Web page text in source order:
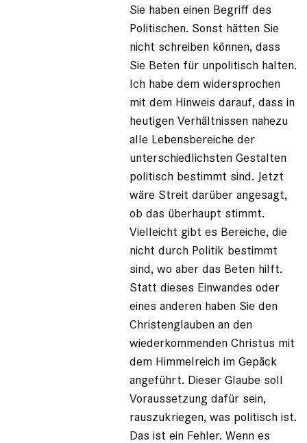
Sie haben einen Begriff des
Politischen. Sonst hätten Sie
nicht schreiben können, dass
Sie Beten für unpolitisch halten.
Ich habe dem widersprochen
mit dem Hinweis darauf, dass in
heutigen Verhältnissen nahezu
alle Lebensbereiche der
unterschiedlichsten Gestalten
politisch bestimmt sind. Jetzt
wäre Streit darüber angesagt,
ob das überhaupt stimmt.
Vielleicht gibt es Bereiche, die
nicht durch Politik bestimmt
sind, wo aber das Beten hilft.
Statt dieses Einwandes oder
eines anderen haben Sie den
Christenglauben an den
wiederkommenden Christus mit
dem Himmelreich im Gepäck
angeführt. Dieser Glaube soll
Voraussetzung dafür sein,
rauszukriegen, was politisch ist.
Das ist ein Fehler. Wenn es